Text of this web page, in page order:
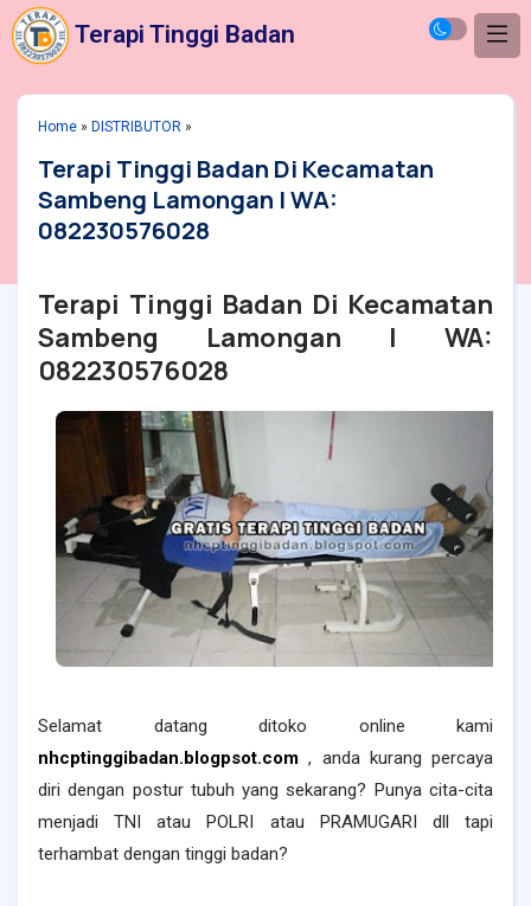
Terapi Tinggi Badan
Home » DISTRIBUTOR »
Terapi Tinggi Badan Di Kecamatan
Sambeng Lamongan | WA:
082230576028
Terapi Tinggi Badan Di Kecamatan
Sambeng Lamongan | WA:
082230576028
Selamat datang ditoko online kami
nhcptinggibadan.blogpsot.com , anda kurang percaya
diri dengan postur tubuh yang sekarang? Punya cita-cita
menjadi TNI atau POLRI atau PRAMUGARI dll tapi
terhambat dengan tinggi badan?